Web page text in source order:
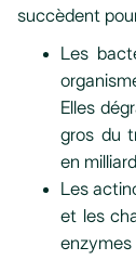
succèdent
Les
Elles
gros du
en
Les
et les